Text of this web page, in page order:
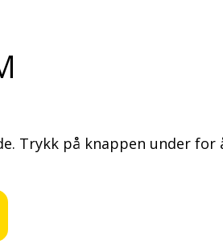
Trykk på knappen under for